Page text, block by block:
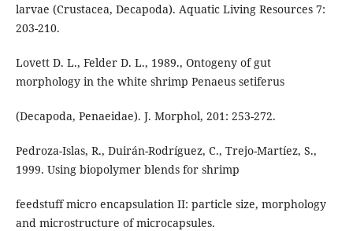
larvae (Crustacea, Decapoda). Aquatic Living Resources 7:
203-210.
Lovett D. L., Felder D. L., 1989., Ontogeny of gut
morphology in the white shrimp Penaeus setiferus
(Decapoda, Penaeidae). J. Morphol, 201: 253-272.
Pedroza-Islas, R., Duirán-Rodríguez, C., Trejo-Martíez, S.,
1999. Using biopolymer blends for shrimp
feedstuff micro encapsulation II: particle size, morphology
and microstructure of microcapsules.